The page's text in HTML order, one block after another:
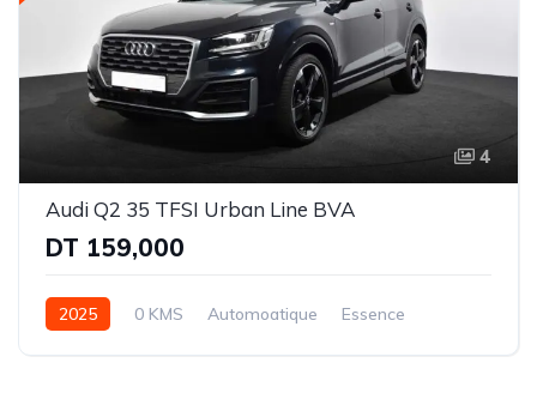
4
Audi Q2 35 TFSI Urban Line BVA
DT 159,000
2025 0 KMS Automoatique
Essence